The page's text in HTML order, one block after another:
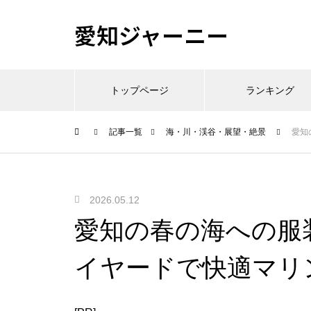
愛知ジャーニー
トップページ ランキング
記事一覧 海・川・渓谷・展望・絶景 愛知
2026.05.12
愛知の春の海への
イヤードで快適マ